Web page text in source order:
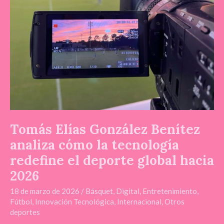
Tomás Elías González Benítez
analiza cómo la tecnología
redefine el deporte global hacia
2026
18 de marzo de 2026 / Básquet, Digital, Entretenimiento,
Fútbol, Innovación Tecnológica, Internacional,Otros
deportes
deporte
global